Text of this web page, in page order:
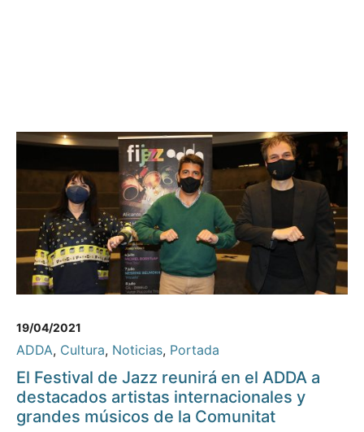
19/04/2021
ADDA, Cultura, Noticias, Portada
El Festival de Jazz reunirá en el ADDA a
destacados artistas internacionales y
grandes músicos de la Comunitat